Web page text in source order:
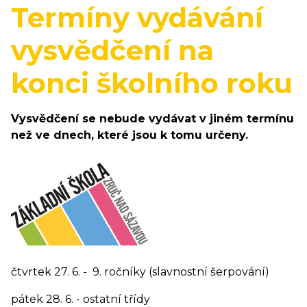
Sázavou
Termíny vydávání
vysvědčení na
konci školního roku
Vysvědčení se nebude vydávat v jiném termínu
než ve dnech, které jsou k tomu určeny.
čtvrtek 27. 6. - 9. ročníky (slavnostní šerpování)
pátek 28. 6. - ostatní třídy